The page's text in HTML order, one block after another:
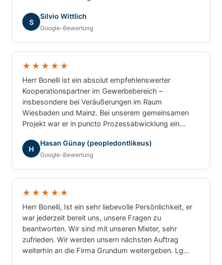
Anliegen und das sehr gute Verständnis für die
besonderen Anforderungen. Wir haben uns während
des gesamten Prozesses bestens betreut gefühlt
und können Herrn Bonelli uneingeschränkt
weiterempfehlen. Vielen Dank für die hervorragende
S
Silvio Wittlich
Google-Bewertung
★★★★★
Herr Bonelli ist ein absolut empfehlenswerter
Kooperationspartner im Gewerbebereich –
insbesondere bei Veräußerungen im Raum
Wiesbaden und Mainz. Bei unserem gemeinsamen
Projekt war er in puncto Prozessabwicklung ein
ergebnisorientiert. Für gewerbliche Transaktionen
würde ich jederzeit wieder mit ihm
zusammenarbeiten.
H
Hasan Günay (peopledontlikeus)
Google-Bewertung
★★★★★
Herr Bonelli, Ist ein sehr liebevolle Persönlichkeit, er
war jederzeit bereit uns, unsere Fragen zu
beantworten. Wir sind mit unseren Mieter, sehr
zufrieden. Wir werden unsern nächsten Auftrag
weiterhin an die Firma Grundum weitergeben. Lg